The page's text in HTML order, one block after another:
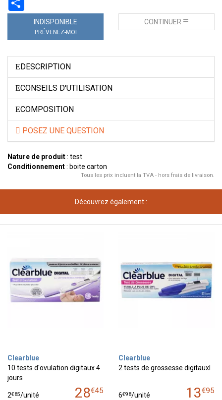
INDISPONIBLE
PRÉVENEZ-MOI
CONTINUER
DESCRIPTION
CONSEILS D'UTILISATION
COMPOSITION
POSEZ UNE QUESTION
Nature de produit: test
Conditionnement: boite carton
Tous les prix incluent la TVA - hors frais de livraison.
Découvrez également :
Clearblue
10 tests d'ovulation digitaux 4
jours
28€45
2€85/unité
Clearblue
2 tests de grossesse digitauxl
13€95
6€98/unité